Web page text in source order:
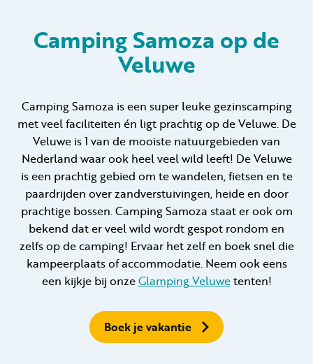
Particulier huren
+31 (0) 577 411 283
Gastinformatie
Contact
Werken bij
Mijn Samoza
Camping Samoza op de
Veluwe
Camping Samoza is een super leuke gezinscamping
met veel faciliteiten én ligt prachtig op de Veluwe. De
Veluwe is 1 van de mooiste natuurgebieden van
Nederland waar ook heel veel wild leeft! De Veluwe
is een prachtig gebied om te wandelen, fietsen en te
paardrijden over zandverstuivingen, heide en door
prachtige bossen. Camping Samoza staat er ook om
bekend dat er veel wild wordt gespot rondom en
zelfs op de camping! Ervaar het zelf en boek snel die
kampeerplaats of accommodatie. Neem ook eens
een kijkje bij onzeGlamping Veluwetenten!
Boek je vakantie